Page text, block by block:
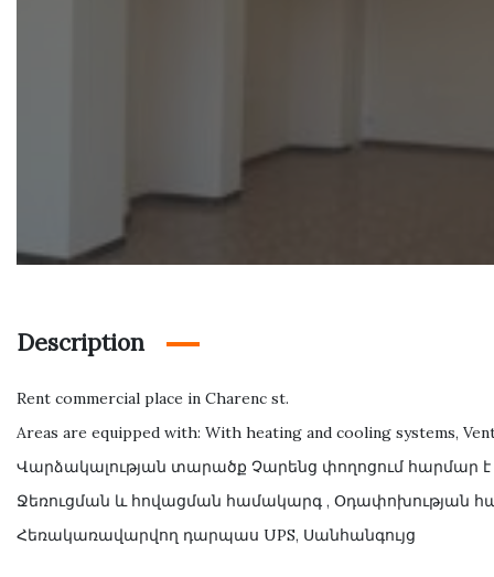
Description
Rent commercial place in Charenc st.
Areas are equipped with: With heating and cooling systems,
Վարձակալության տարածք Չարենց փողոցում հարմար է
Ջեռուցման և հովացման համակարգ , Օդափոխության
Հեռակառավարվող դարպաս UPS, Սանհանգույց